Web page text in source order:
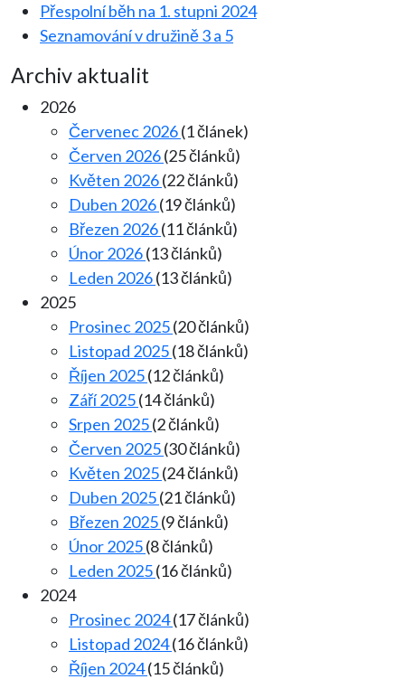
Přespolní běh na 1. stupni 2024
Seznamování v družině 3 a 5
Archiv aktualit
2026
Červenec 2026(1 článek)
Červen 2026(25 článků)
Květen 2026(22 článků)
Duben 2026(19 článků)
Březen 2026(11 článků)
Únor 2026(13 článků)
Leden 2026(13 článků)
2025
Prosinec 2025(20 článků)
Listopad 2025(18 článků)
Říjen 2025(12 článků)
Září 2025(14 článků)
Srpen 2025(2 článků)
Červen 2025(30 článků)
Květen 2025(24 článků)
Duben 2025(21 článků)
Březen 2025(9 článků)
Únor 2025(8 článků)
Leden 2025(16 článků)
2024
Prosinec 2024(17 článků)
Listopad 2024(16 článků)
Říjen 2024(15 článků)